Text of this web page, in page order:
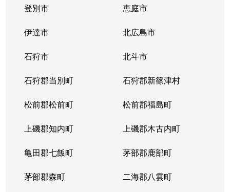
登別市 恵庭市
伊達市 北広島市
石狩市 北斗市
石狩郡当別町 石狩郡新篠津村
松前郡松前町 松前郡福島町
上磯郡知内町 上磯郡木古内町
亀田郡七飯町 茅部郡鹿部町
茅部郡森町 二海郡八雲町